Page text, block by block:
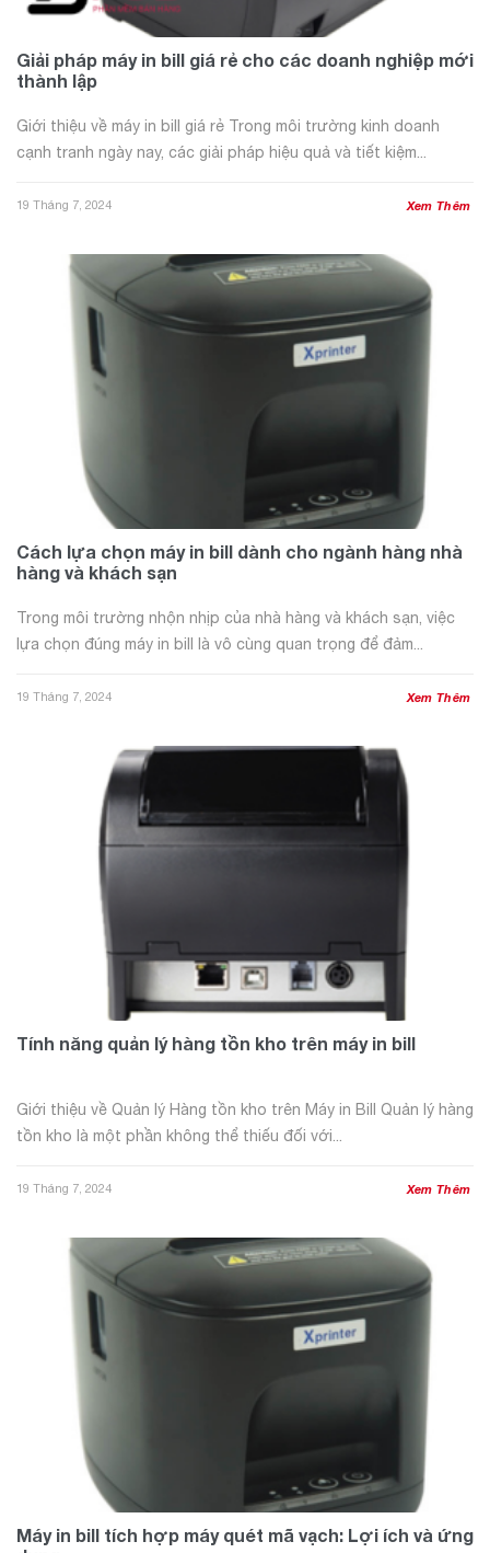
Giải pháp máy in bill giá rẻ cho các doanh nghiệp mới
thành lập
19 Tháng 7, 2024
Giới thiệu về máy in bill giá rẻ Trong môi trường kinh doanh
cạnh tranh ngày nay, các giải pháp hiệu quả và tiết kiệm...
Xem Thêm
Cách lựa chọn máy in bill dành cho ngành hàng nhà
hàng và khách sạn
19 Tháng 7, 2024
Trong môi trường nhộn nhịp của nhà hàng và khách sạn, việc
lựa chọn đúng máy in bill là vô cùng quan trọng để đảm...
Xem Thêm
Tính năng quản lý hàng tồn kho trên máy in bill
19 Tháng 7, 2024
Giới thiệu về Quản lý Hàng tồn kho trên Máy in Bill Quản lý hàng
tồn kho là một phần không thể thiếu đối với...
Xem Thêm
Máy in bill tích hợp máy quét mã vạch: Lợi ích và ứng